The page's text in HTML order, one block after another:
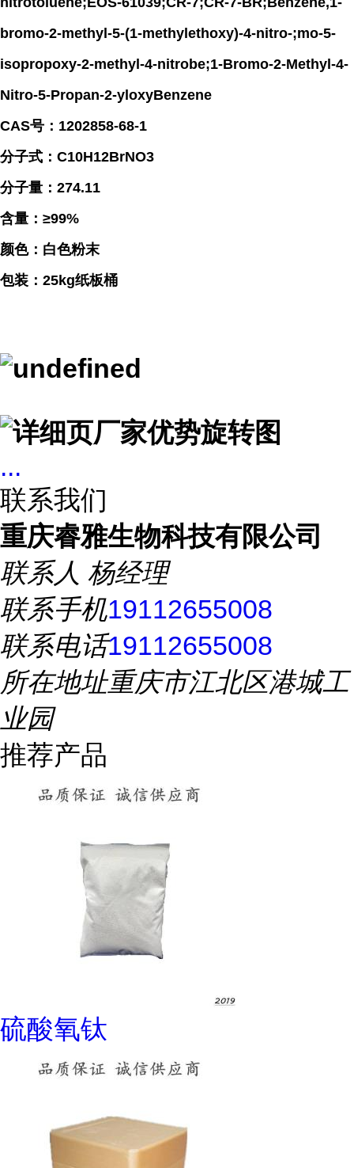
bromo-2-methyl-5-(1-methylethoxy)-4-nitro-;mo-5-
isopropoxy-2-methyl-4-nitrobe;1-Bromo-2-Methyl-4-
Nitro-5-Propan-2-yloxyBenzene
CAS号：1202858-68-1
分子式：C10H12BrNO3
分子量：274.11
含量：≥99%
颜色：白色粉末
包装：25kg纸板桶
...
联系我们
重庆睿雅生物科技有限公司
联系人 杨经理
联系手机19112655008
联系电话19112655008
所在地址重庆市江北区港城工
业园
推荐产品
硫酸氧钛